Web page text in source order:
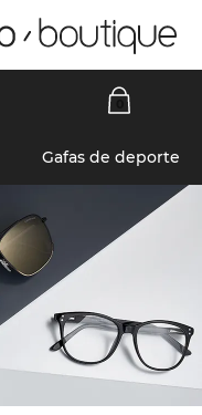
Gafas de deporte